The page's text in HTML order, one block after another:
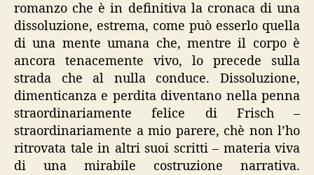
romanzo che è in definitiva la cronaca di una
dissoluzione, estrema, come può esserlo quella
di una mente umana che, mentre il corpo è
ancora tenacemente vivo, lo precede sulla
strada che al nulla conduce. Dissoluzione,
dimenticanza e perdita diventano nella penna
straordinariamente felice di Frisch –
straordinariamente a mio parere, chè non l’ho
ritrovata tale in altri suoi scritti – materia viva
di una mirabile costruzione narrativa.